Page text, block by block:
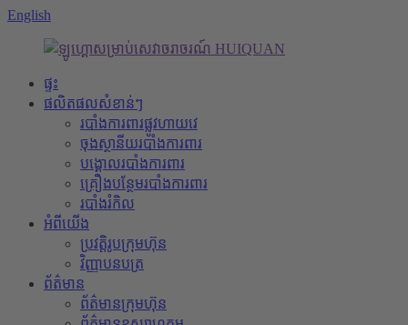
English
ផ្ទះ
ផលិតផលសំខាន់ៗ
របាំង​ការពារ​ផ្លូវហាយវេ
ចុងស្ថានីយរបាំងការពារ
បង្គោល​របាំង​ការពារ
គ្រឿងបន្ថែមរបាំងការពារ
របាំងរំកិល
អំពីយើង
ប្រវត្តិរូបក្រុមហ៊ុន
វិញ្ញាបនបត្រ
ព័ត៌មាន
ព័ត៌មានក្រុមហ៊ុន